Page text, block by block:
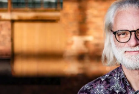
content